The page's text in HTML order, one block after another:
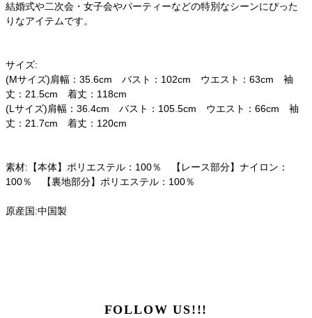
結婚式や二次会・女子会やパーティーなどの特別なシーンにぴった
りなアイテムです。
サイズ:
(Mサイズ)肩幅：35.6cm バスト：102cm ウエスト：63cm 袖
丈：21.5cm 着丈：118cm
(Lサイズ)肩幅：36.4cm バスト：105.5cm ウエスト：66cm 袖
丈：21.7cm 着丈：120cm
素材:【本体】ポリエステル：100％ 【レース部分】ナイロン：
100％ 【裏地部分】ポリエステル：100％
原産国:中国製
FOLLOW US!!!